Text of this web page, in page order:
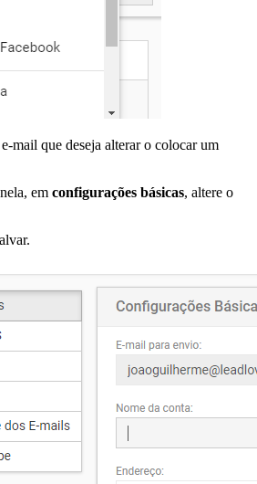
mail que deseja alterar o colocar um
em configurações básicas, altere o